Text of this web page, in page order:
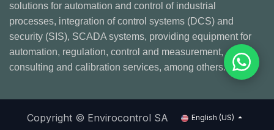
solutions for automation and control of industrial
processes, integration of control systems (DCS) and
security (SIS), SCADA systems, providing equipment for
automation, regulation, control and measurement,
consulting and calibration services, among others.
Copyright © Envirocontrol SA English (US)